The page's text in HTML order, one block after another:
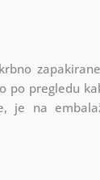
po pregledu
je na